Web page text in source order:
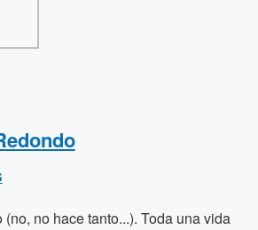
no hace tanto...). Toda una vida